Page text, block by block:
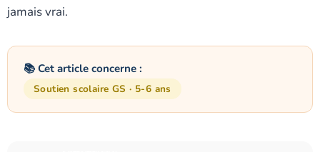
jamais vrai.
📚 Cet article concerne :
Soutien scolaire GS · 5-6 ans